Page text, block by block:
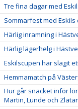
Tre fina dagar med
Sommarfest med Eskils
Härlig inramning i
Härlig lägerhelg i
Eskilscupen har slagit
Hemmamatch på
Hur går snacket inför
Martin, Lunde och